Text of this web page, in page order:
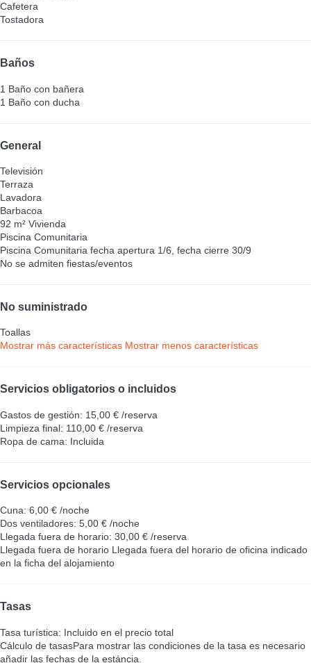
Cafetera
Tostadora
Baños
1 Baño con bañera
1 Baño con ducha
General
Televisión
Terraza
Lavadora
Barbacoa
92 m² Vivienda
Piscina Comunitaria
Piscina Comunitaria fecha apertura 1/6, fecha cierre 30/9
No se admiten fiestas/eventos
No suministrado
Toallas
Mostrar más características Mostrar menos características
Servicios obligatorios o incluidos
Gastos de gestión: 15,00 € /reserva
Limpieza final: 110,00 € /reserva
Ropa de cama: Incluida
Servicios opcionales
Cuna: 6,00 € /noche
Dos ventiladores: 5,00 € /noche
Llegada fuera de horario: 30,00 € /reserva
Llegada fuera de horario Llegada fuera del horario de oficina indicado
en la ficha del alojamiento
Tasas
Tasa turística: Incluido en el precio total
Cálculo de tasasPara mostrar las condiciones de la tasa es necesario
añadir las fechas de la estáncia.